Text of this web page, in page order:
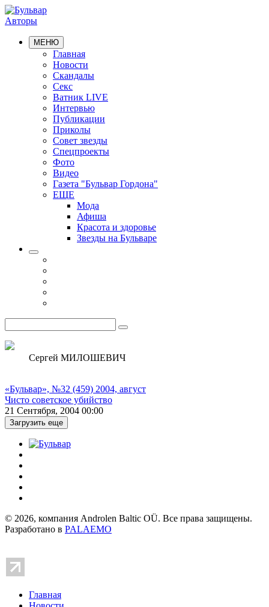
Авторы
МЕНЮ
Главная
Новости
Скандалы
Секс
Ватник LIVE
Интервью
Публикации
Приколы
Совет звезды
Спецпроекты
Фото
Видео
Газета "Бульвар Гордона"
ЕЩЕ
Мода
Афиша
Красота и здоровье
Звезды на Бульваре
Сергей МИЛОШЕВИЧ
«Бульвар», №32 (459) 2004, август
Чисто советское убийство
21 Сентября, 2004 00:00
Загрузить еще
© 2026, компания Androlen Baltic OÜ. Все права защищены.
Разработано в PALAEMO
Главная